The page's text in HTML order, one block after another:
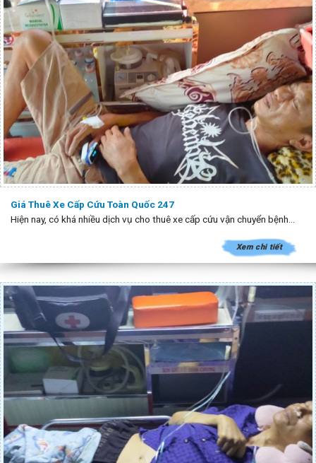
Giá Thuê Xe Cấp Cứu Toàn Quốc 247
Hiện nay, có khá nhiều dịch vụ cho thuê xe cấp cứu vận chuyển bệnh...
Xem chi tiết